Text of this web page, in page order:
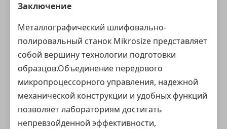
Заключение
Металлографический шлифовально-
полировальный станок Mikrosize представляет
собой вершину технологии подготовки
образцов.Объединение передового
микропроцессорного управления, надежной
механической конструкции и удобных функций
позволяет лабораториям достигать
непревзойденной эффективности,